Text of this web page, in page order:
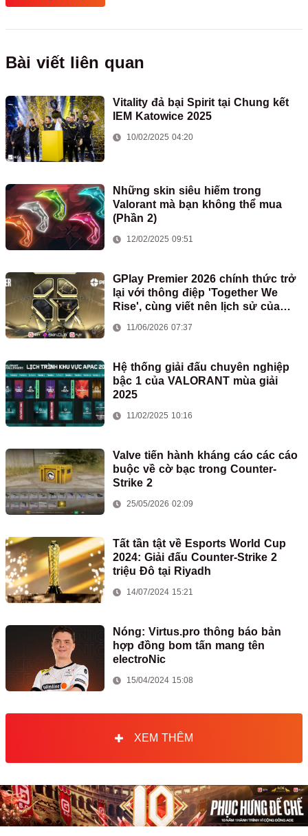
Bài viết liên quan
Vitality đả bại Spirit tại Chung kết
IEM Katowice 2025
10/02/2025 04:20
Những skin siêu hiếm trong
Valorant mà bạn không thể mua
(Phần 2)
12/02/2025 09:51
GPlay Premier 2026 chính thức trở
lại với thông điệp 'Together We
Rise', cùng viết nên lịch sử của
11/06/2026 07:37
Hệ thống giải đấu chuyên nghiệp
bậc 1 của VALORANT mùa giải
2025
11/02/2025 10:16
Valve tiến hành kháng cáo các cáo
buộc về cờ bạc trong Counter-
Strike 2
25/05/2026 02:09
Tất tần tật về Esports World Cup
2024: Giải đấu Counter-Strike 2
triệu Đô tại Riyadh
14/07/2024 15:21
Nóng: Virtus.pro thông báo bản
hợp đồng bom tấn mang tên
electroNic
15/04/2024 15:08
XEM THÊM